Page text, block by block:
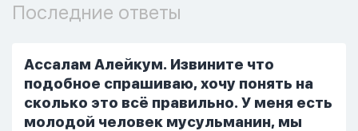
Последние ответы
Ассалам Алейкум. Извините что
подобное спрашиваю, хочу понять на
сколько это всё правильно. У меня есть
молодой человек мусульманин, мы